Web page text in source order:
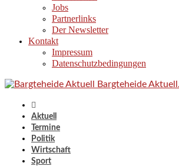
Jobs
Partnerlinks
Der Newsletter
Kontakt
Impressum
Datenschutzbedingungen
Bargteheide
Aktuell
Termine
Politik
Wirtschaft
Sport